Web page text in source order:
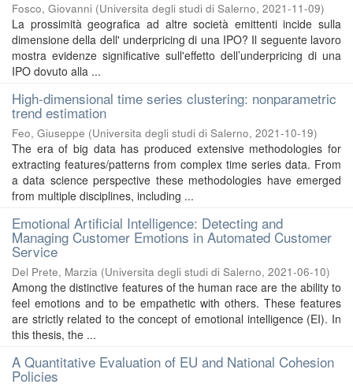
Fosco, Giovanni (Universita degli studi di Salerno, 2021-11-09)
La prossimità geografica ad altre società emittenti incide sulla
dimensione della dell' underpricing di una IPO? Il seguente lavoro
mostra evidenze significative sull'effetto dell’underpricing di una
IPO dovuto alla ...
High-dimensional time series clustering: nonparametric
trend estimation
Feo, Giuseppe (Universita degli studi di Salerno, 2021-10-19)
The era of big data has produced extensive methodologies for
extracting features/patterns from complex time series data. From
a data science perspective these methodologies have emerged
from multiple disciplines, including ...
Emotional Artificial Intelligence: Detecting and
Managing Customer Emotions in Automated Customer
Service
Del Prete, Marzia (Universita degli studi di Salerno, 2021-06-10)
Among the distinctive features of the human race are the ability to
feel emotions and to be empathetic with others. These features
are strictly related to the concept of emotional intelligence (EI). In
this thesis, the ...
A Quantitative Evaluation of EU and National Cohesion
Policies